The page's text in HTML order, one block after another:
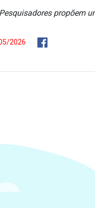
Pesquisadores propõem
2026